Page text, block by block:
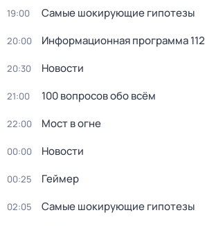
19:00 Самые шoкиpующие гипотезы
20:00 Информационная программа 112
20:30 Новости
21:00 100 вопросов обо всём
22:00 Мост в огне
00:00 Новости
00:25 Геймер
02:05 Самые шoкиpующие гипотезы